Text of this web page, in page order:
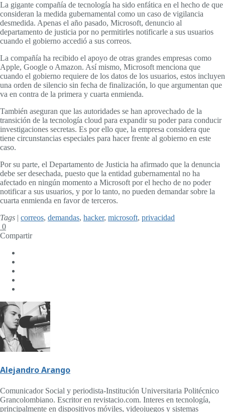
La gigante compañía de tecnología ha sido enfática en el hecho de que
consideran la medida gubernamental como un caso de vigilancia
desmedida. Apenas el año pasado, Microsoft, denuncio al
departamento de justicia por no permitirles notificarle a sus usuarios
cuando el gobierno accedió a sus correos.
La compañía ha recibido el apoyo de otras grandes empresas como
Apple, Google o Amazon. Así mismo, Microsoft menciona que
cuando el gobierno requiere de los datos de los usuarios, estos incluyen
una orden de silencio sin fecha de finalización, lo que argumentan que
va en contra de la primera y cuarta enmienda.
También aseguran que las autoridades se han aprovechado de la
transición de la tecnología cloud para expandir su poder para conducir
investigaciones secretas. Es por ello que, la empresa considera que
tiene circunstancias especiales para hacer frente al gobierno en este
caso.
Por su parte, el Departamento de Justicia ha afirmado que la denuncia
debe ser desechada, puesto que la entidad gubernamental no ha
afectado en ningún momento a Microsoft por el hecho de no poder
notificar a sus usuarios, y por lo tanto, no pueden demandar sobre la
cuarta enmienda en favor de terceros.
Tags | correos, demandas, hacker, microsoft, privacidad
0
Compartir
Alejandro Arango
Comunicador Social y periodista-Institución Universitaria Politécnico
Grancolombiano. Escritor en revistacio.com. Interes en tecnología,
principalmente en dispositivos móviles, videojuegos y sistemas